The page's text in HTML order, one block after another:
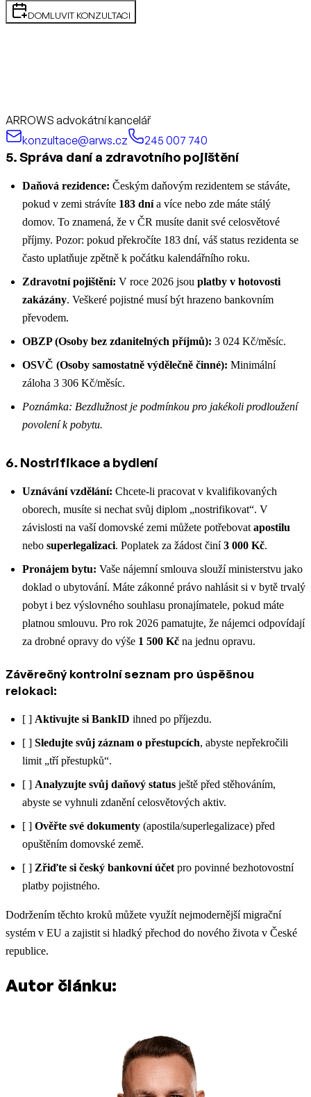
DOMLUVIT KONZULTACI
ARROWS advokátní kancelář
konzultace@arws.cz
245 007 740
5. Správa daní a zdravotního pojištění
Daňová rezidence: Českým daňovým rezidentem se stáváte,
pokud v zemi strávíte 183 dnía více nebo zde máte stálý
domov. To znamená, že v ČR musíte danit své celosvětové
příjmy. Pozor: pokud překročíte 183 dní, váš status rezidenta se
často uplatňuje zpětně k počátku kalendářního roku.
Zdravotní pojištění: V roce 2026 jsou platby v hotovosti
zakázány. Veškeré pojistné musí být hrazeno bankovním
převodem.
OBZP (Osoby bez zdanitelných příjmů): 3 024 Kč/měsíc.
OSVČ (Osoby samostatně výdělečně činné): Minimální
záloha 3 306 Kč/měsíc.
Poznámka: Bezdlužnost je podmínkou pro jakékoli prodloužení
povolení k pobytu.
6. Nostrifikace a bydlení
Uznávání vzdělání: Chcete-li pracovat v kvalifikovaných
oborech, musíte si nechat svůj diplom „nostrifikovat“. V
závislosti na vaší domovské zemi můžete potřebovat apostilu
nebo superlegalizaci. Poplatek za žádost činí3 000 Kč.
Pronájem bytu: Vaše nájemní smlouva slouží ministerstvu jako
doklad o ubytování. Máte zákonné právo nahlásit si v bytě trvalý
pobyt i bez výslovného souhlasu pronajímatele, pokud máte
platnou smlouvu. Pro rok 2026 pamatujte, že nájemci odpovídají
za drobné opravy do výše 1 500 Kč na jednu opravu.
Závěrečný kontrolní seznam pro úspěšnou
relokaci:
[ ] Aktivujte si BankID ihned po příjezdu.
[ ] Sledujte svůj záznam o přestupcích, abyste nepřekročili
limit „tří přestupků“.
[ ] Analyzujte svůj daňový status ještě před stěhováním,
abyste se vyhnuli zdanění celosvětových aktiv.
[ ] Ověřte své dokumenty (apostila/superlegalizace) před
opuštěním domovské země.
[ ] Zřiďte si český bankovní účet pro povinné bezhotovostní
platby pojistného.
Dodržením těchto kroků můžete využít nejmodernější migrační
systém v EU a zajistit si hladký přechod do nového života v České
republice.
Autor článku: